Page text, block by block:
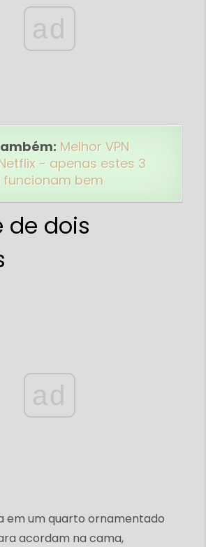
ad
Melhor VPN
- apenas estes 3
funcionam bem
de dois
ad
em um quarto ornamentado
acordam na cama,